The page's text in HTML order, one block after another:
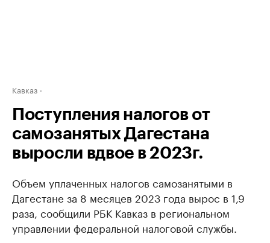
Кавказ
Поступления налогов от
самозанятых Дагестана
выросли вдвое в 2023г.
Объем уплаченных налогов самозанятыми в
Дагестане за 8 месяцев 2023 года вырос в 1,9
раза, сообщили РБК Кавказ в региональном
управлении федеральной налоговой службы.